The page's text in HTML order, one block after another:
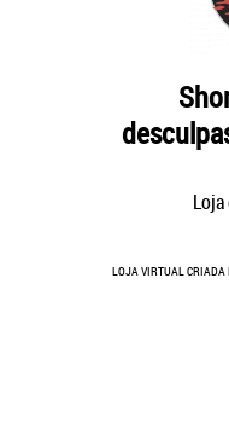
LOJA VIRTUAL CRIADA